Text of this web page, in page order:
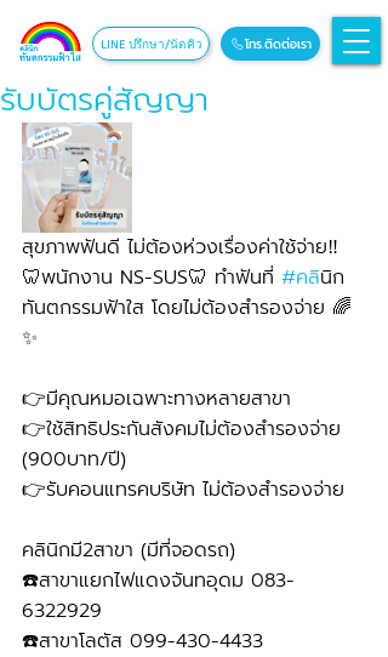
โทร.ติดต่อเรา
LINE ปรึกษา/นัดคิว
รับบัตรคู่สัญญา
สุขภาพฟันดี ไม่ต้องห่วงเรื่องค่าใช้จ่าย‼️
🦷พนักงาน NS-SUS🦷 ทำฟันที่ #คลินิก
ทันตกรรมฟ้าใส โดยไม่ต้องสำรองจ่าย 🌈
✨
👉มีคุณหมอเฉพาะทางหลายสาขา
👉ใช้สิทธิประกันสังคมไม่ต้องสำรองจ่าย
(900บาท/ปี)
👉รับคอนแทรคบริษัท ไม่ต้องสำรองจ่าย
คลินิกมี2สาขา (มีที่จอดรถ)
☎️สาขาแยกไฟแดงจันทอุดม 083-
6322929
☎️สาขาโลตัส 099-430-4433